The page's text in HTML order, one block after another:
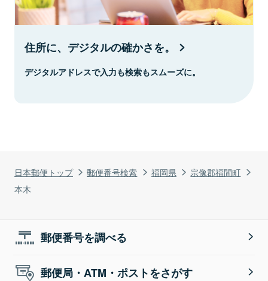
日本郵便トップ 郵便番号検索 福岡県
宗像郡福間町
本木
住所に、デジタルの確かさを。
デジタルアドレスで入力も検索もスムーズに。
郵便番号を調べる
郵便局・ATM・ポストをさがす